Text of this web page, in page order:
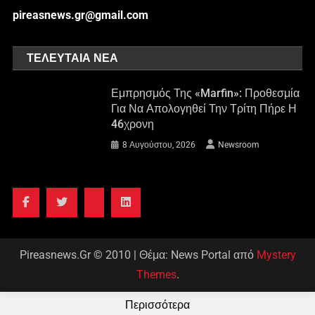
pireasnews.gr@gmail.com
ΤΕΛΕΥΤΑΊΑ ΝΈΑ
Εμπρησμός Της «Marfin»: Προθεσμία
Για Να Απολογηθεί Την Τρίτη Πήρε Η
46χρονη
8 Αυγούστου, 2026 Newsroom
Pireasnews.Gr © 2010 | Θέμα: News Portal από Mystery
Themes.
Περισσότερα